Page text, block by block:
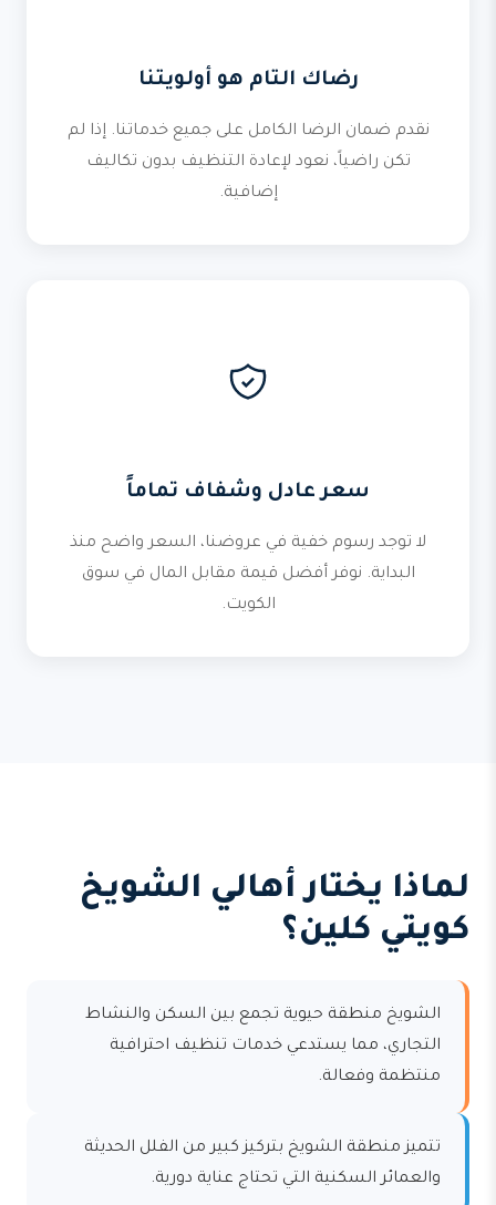
رضاك التام هو أولويتنا
نقدم ضمان الرضا الكامل على جميع خدماتنا. إذا لم
تكن راضياً، نعود لإعادة التنظيف بدون تكاليف
إضافية.
سعر عادل وشفاف تماماً
لا توجد رسوم خفية في عروضنا، السعر واضح منذ
البداية. نوفر أفضل قيمة مقابل المال في سوق
الكويت.
لماذا يختار أهالي الشويخ
كويتي كلين؟
الشويخ منطقة حيوية تجمع بين السكن والنشاط
التجاري، مما يستدعي خدمات تنظيف احترافية
منتظمة وفعالة.
تتميز منطقة الشويخ بتركيز كبير من الفلل الحديثة
والعمائر السكنية التي تحتاج عناية دورية.